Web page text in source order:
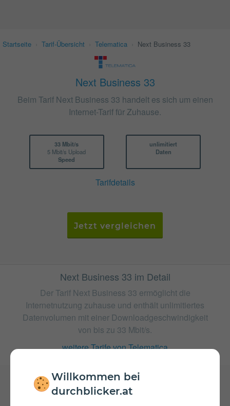
Willkommen bei
durchblicker.at
Startseite Tarif-Übersicht Telematica Next Business 33
Next Business 33
Beim Tarif Next Business 33 handelt es sich um einen
Internet-Tarif für Zuhause.
33 Mbit/s
5 Mbit/s Upload
Speed
unlimitiert
Daten
Tarifdetails
Jetzt vergleichen
Next Business 33 im Detail
Der Tarif Next Business 33 ermöglicht die
Internetnutzung zuhause und enthält unlimitiertes
Datenvolumen mit einer Downloadgeschwindigkeit
von bis zu 33 Mbit/s.
weitere Tarife von Telematica